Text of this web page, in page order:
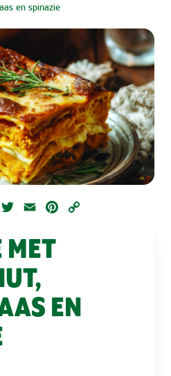
en spinazie
Facebook
Twitter Email Pinterest
MET
EN